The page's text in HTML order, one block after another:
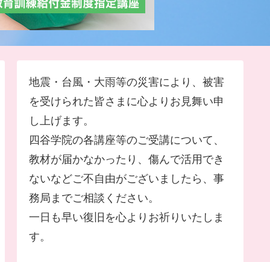
地震・台風・大雨等の災害により、被害
を受けられた皆さまに心よりお見舞い申
し上げます。
四谷学院の各講座等のご受講について、
教材が届かなかったり、傷んで活用でき
ないなどご不自由がございましたら、事
務局までご相談ください。
一日も早い復旧を心よりお祈りいたしま
す。